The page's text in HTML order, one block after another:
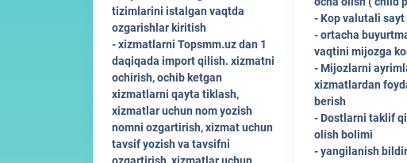
tizimlarini istalgan vaqtda
ozgarishlar kiritish
- xizmatlarni Topsmm.uz dan 1
daqiqada import qilish. xizmatni
ochirish, ochib ketgan
xizmatlarni qayta tiklash,
xizmatlar uchun nom yozish
nomni ozgartirish, xizmat uchun
tavsif yozish va tavsifni
- Kop valutali sayt
- ortacha
vaqtini mijozga
- Mijozlarni
xizmatlardan
berish
- Dostlarni taklif
olish bolimi
- yangilanish